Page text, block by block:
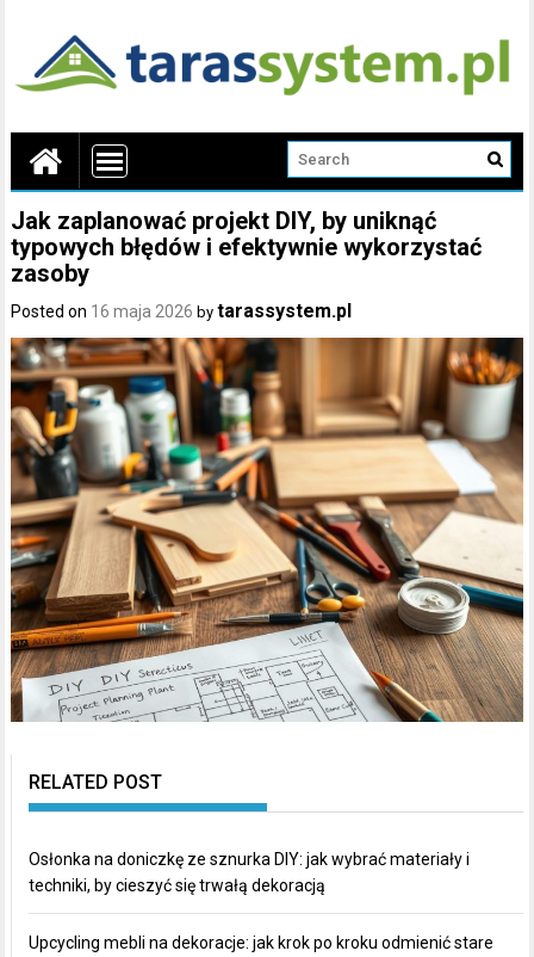
Jak zaplanować projekt DIY, by uniknąć
typowych błędów i efektywnie wykorzystać
zasoby
Posted on 16 maja 2026 bytarassystem.pl
RELATED POST
Osłonka na doniczkę ze sznurka DIY: jak wybrać materiały i
techniki, by cieszyć się trwałą dekoracją
Upcycling mebli na dekoracje: jak krok po kroku odmienić stare